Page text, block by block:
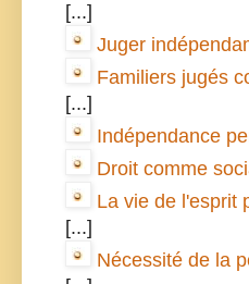
[...]
Juger
Familiers jugés
[...]
Indépendance
Droit comme
La vie de l'esprit
[...]
Nécessité de la